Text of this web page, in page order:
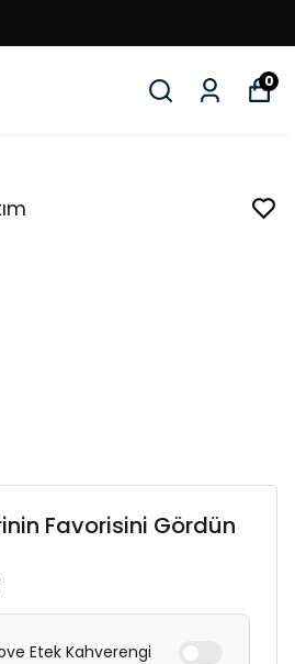
0
Favorisini Gördün
Etek Kahverengi